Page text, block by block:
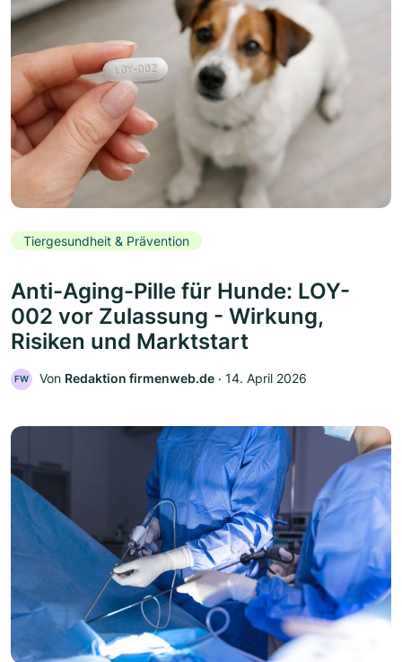
Tiergesundheit & Prävention
Anti-Aging-Pille für Hunde: LOY-
002 vor Zulassung - Wirkung,
Risiken und Marktstart
FW Von Redaktion firmenweb.de ‧ 14. April 2026